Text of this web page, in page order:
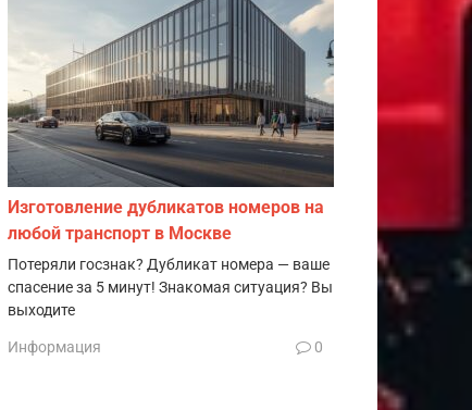
Изготовление дубликатов номеров на
любой транспорт в Москве
Потеряли госзнак? Дубликат номера — ваше
спасение за 5 минут! Знакомая ситуация? Вы
выходите
Информация 0